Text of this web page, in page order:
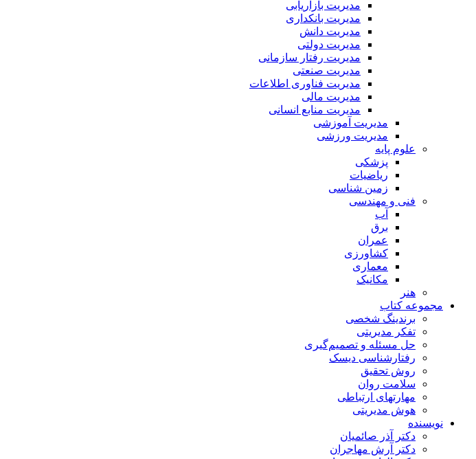
مدیریت بازاریابی
مدیریت بانکداری
مدیریت دانش
مدیریت دولتی
مدیریت رفتار سازمانی
مدیریت صنعتی
مدیریت فناوری اطلاعات
مدیریت مالی
مدیریت منابع انسانی
مدیریت آموزشی
مدیریت ورزشی
علوم پایه
پزشکی
ریاضیات
زمین شناسی
فنی و مهندسی
آب
برق
عمران
کشاورزی
معماری
مکانیک
هنر
مجموعه کتاب
برندینگ شخصی
تفکر مدیریتی
حل مسئله و تصمیم‌گیری
رفتارشناسی دیسک
روش تحقیق
سلامت روان
مهارتهای ارتباطی
هوش مدیریتی
نویسنده
دکتر آذر صائمیان
دکتر آرش مهاجران